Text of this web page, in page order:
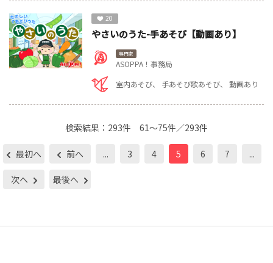
20
やさいのうた-手あそび【動画あり】
専門家
ASOPPA！事務局
室内あそび
手あそび歌あそび 動画あり
検索結果： 293件 61～75件／293件
最初へ 前へ ... 3 4 5 6 7 ...
次へ 最後へ